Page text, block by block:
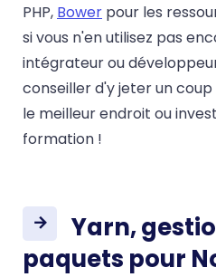
PHP, Bower pour les
si vous n'en utilisez pas
intégrateur ou
conseiller d'y jeter un
le meilleur endroit ou
formation !
Yarn,
paquets pour